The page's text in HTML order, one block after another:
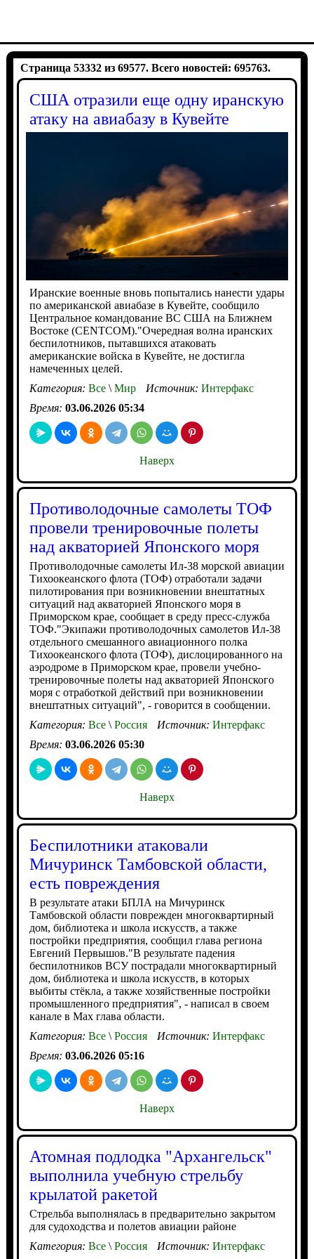
Страница 53332 из 69577. Всего новостей: 695763.
США отразили еще одну иранскую
атаку на авиабазу в Кувейте
Иранские военные вновь попытались нанести удары
по американской авиабазе в Кувейте, сообщило
Центральное командование ВС США на Ближнем
Востоке (CENTCOM)."Очередная волна иранских
беспилотников, пытавшихся атаковать
американские войска в Кувейте, не достигла
намеченных целей.
Категория: Все\Мир Источник: Интерфакс
Время: 03.06.2026 05:34
Наверх
Противолодочные самолеты ТОФ
провели тренировочные полеты
над акваторией Японского моря
Противолодочные самолеты Ил-38 морской авиации
Тихоокеанского флота (ТОФ) отработали задачи
пилотирования при возникновении внештатных
ситуаций над акваторией Японского моря в
Приморском крае, сообщает в среду пресс-служба
ТОФ."Экипажи противолодочных самолетов Ил-38
отдельного смешанного авиационного полка
Тихоокеанского флота (ТОФ), дислоцированного на
аэродроме в Приморском крае, провели учебно-
тренировочные полеты над акваторией Японского
моря с отработкой действий при возникновении
внештатных ситуаций", - говорится в сообщении.
Категория: Все\Россия Источник: Интерфакс
Время: 03.06.2026 05:30
Наверх
Беспилотники атаковали
Мичуринск Тамбовской области,
есть повреждения
В результате атаки БПЛА на Мичуринск
Тамбовской области поврежден многоквартирный
дом, библиотека и школа искусств, а также
постройки предприятия, сообщил глава региона
Евгений Первышов."В результате падения
беспилотников ВСУ пострадали многоквартирный
дом, библиотека и школа искусств, в которых
выбиты стёкла, а также хозяйственные постройки
промышленного предприятия", - написал в своем
канале в Max глава области.
Категория: Все\Россия Источник: Интерфакс
Время: 03.06.2026 05:16
Наверх
Атомная подлодка "Архангельск"
выполнила учебную стрельбу
крылатой ракетой
Стрельба выполнялась в предварительно закрытом
для судоходства и полетов авиации районе
Категория: Все\Россия Источник: Интерфакс